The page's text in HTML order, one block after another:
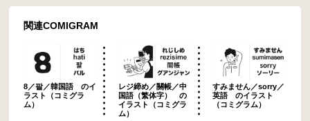
関連COMIGRAM
8／팔／韓国語 のイ
ラスト（コミグラ
ム）
レジ締め／關帳／中
国語（繁体字） の
イラスト（コミグラ
ム）
すみません／sorry／
英語 のイラスト
（コミグラム）